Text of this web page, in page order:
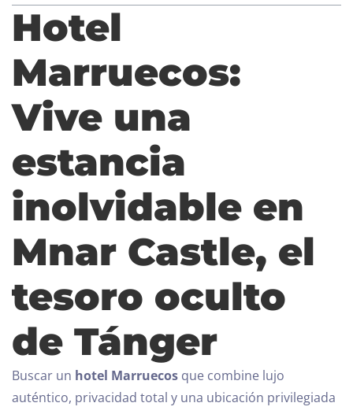
Hotel
Marruecos:
Vive una
estancia
inolvidable en
Mnar Castle, el
tesoro oculto
de Tánger
Buscar un hotel Marruecos que combine lujo
auténtico, privacidad total y una ubicación privilegiada